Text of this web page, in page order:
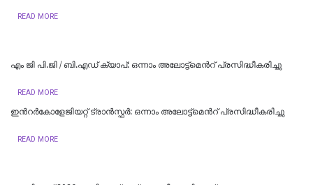
READ MORE
എം ജി പി.ജി / ബി.എഡ് ക്യാപ്: ഒന്നാം അലോട്ട്മെന്‍റ് പ്രസിദ്ധീകരിച്ചു
READ MORE
ഇന്‍റര്‍കോളേജിയറ്റ് ട്രാന്‍സ്ഫര്‍: ഒന്നാം അലോട്ട്മെന്‍റ് പ്രസിദ്ധീകരിച്ചു
READ MORE